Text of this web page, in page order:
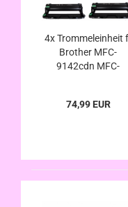
4x Trommeleinheit
Brother MFC-
9142cdn MFC-
zu DR-241CL
74,99 EUR